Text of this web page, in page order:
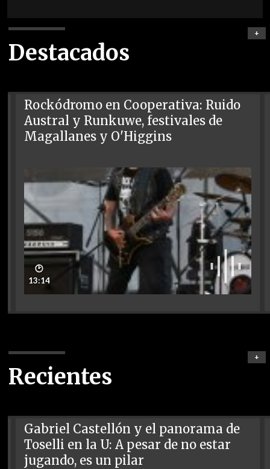
Destacados
+
Rockódromo en Cooperativa: Ruido
Austral y Runkuwe, festivales de
Magallanes y O'Higgins
🕑
13:14
Recientes
+
Gabriel Castellón y el panorama de
Toselli en la U: A pesar de no estar
jugando, es un pilar